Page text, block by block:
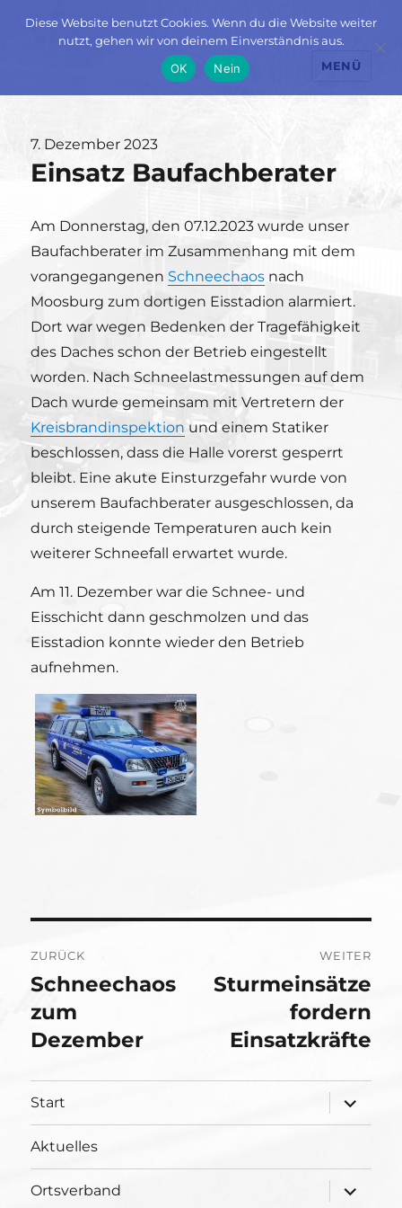
MENÜ
Veröffentlicht
am
7. Dezember 2023
Einsatz Baufachberater
Am Donnerstag, den 07.12.2023 wurde unser
Baufachberater im Zusammenhang mit dem
vorangegangenen Schneechaos nach
Moosburg zum dortigen Eisstadion alarmiert.
Dort war wegen Bedenken der Tragefähigkeit
des Daches schon der Betrieb eingestellt
worden. Nach Schneelastmessungen auf dem
Dach wurde gemeinsam mit Vertretern der
Kreisbrandinspektion und einem Statiker
beschlossen, dass die Halle vorerst gesperrt
bleibt. Eine akute Einsturzgefahr wurde von
unserem Baufachberater ausgeschlossen, da
durch steigende Temperaturen auch kein
weiterer Schneefall erwartet wurde.
Am 11. Dezember war die Schnee- und
Eisschicht dann geschmolzen und das
Eisstadion konnte wieder den Betrieb
aufnehmen.
ZURÜCK
Vorheriger
Beitrag:
Schneechaos
zum
Dezember
WEITER
Nächster
Sturmeinsätze
fordern
Einsatzkräfte
Start
öffnen
Aktuelles
Ortsverband
öffnen
Diese Website benutzt Cookies. Wenn du die Website weiter
nutzt, gehen wir von deinem Einverständnis aus.
OK
Nein